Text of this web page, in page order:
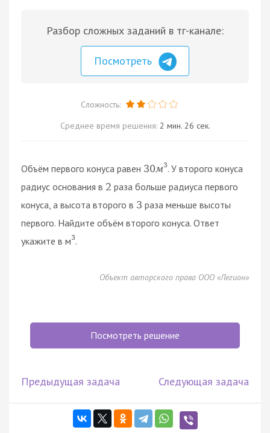
Разбор сложных заданий в тг-канале:
Посмотреть
Сложность:
Среднее время решения: 2 мин. 26 сек.
Объём первого конуса равен 30м3. У второго конуса
радиус основания в 2 раза больше радиуса первого
конуса, а высота второго в 3 раза меньше высоты
первого. Найдите объём второго конуса. Ответ
укажите в м3.
Объект авторского права ООО «Легион»
Посмотреть решение
Предыдущая задача Следующая задача